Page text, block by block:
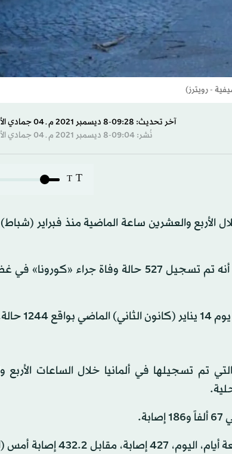
- رويترز)
آخر تحديث: 09:28-8 ديسمبر 2021 م ـ 04 جمادي الأول 1443 هـ
نُشر: 09:04-8 ديسمبر 2021 م ـ 04 جمادي الأول 1443 هـ
T
T
الأربع والعشرين ساعة الماضية منذ فبراير
فقد أعلن معهد «روبرت كوخ» لمكافحة الأمراض اليوم (الأربعاء) أنه تم تسجيل 527 حالة وفاة
حالة.
تم تسجيلها في ألمانيا خلال الساعات الأربع
وبلغ معدل انتشار المرض بين كل مائة ألف نسمة في غضون سبعة أيام،